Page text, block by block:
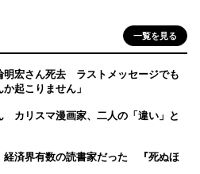
一覧を見る
明宏さん死去 ラストメッセージでも
起こりません」
カリスマ漫画家、二人の「違い」と
経済界有数の読書家だった 『死ぬほ